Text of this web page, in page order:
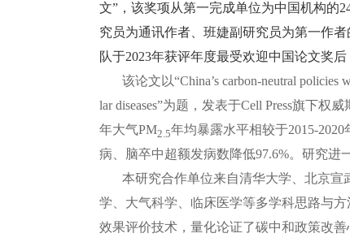
文”，该奖项从第一完成单位为中国机构的
究员为通讯作者、班婕副研究员为第一作
队于2023年获评年度最受欢迎中国论文奖
该论文以“China’s carbon-neutral policies
lar diseases”为题，发表于Cell Press旗下权
年大气PM2.5年均暴露水平相较于2015-
病、脑卒中超额发病数降低97.6%。研究进
本研究合作单位来自清华大学、北京
学、大气科学、临床医学等多学科思路与
效果评价技术，量化论证了碳中和政策改善